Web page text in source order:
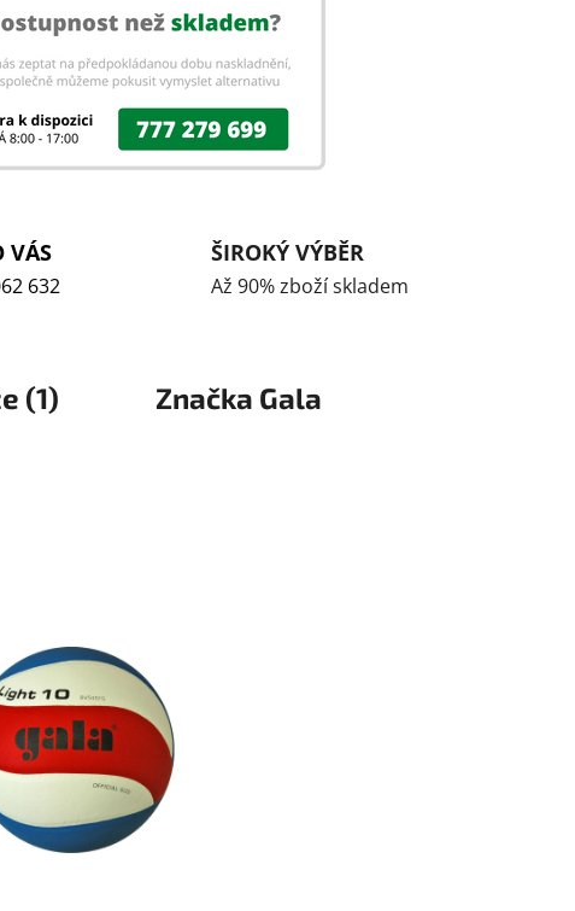
VÁS
632
ŠIROKÝ VÝBĚR
Až 90% zboží skladem
(1) Značka Gala